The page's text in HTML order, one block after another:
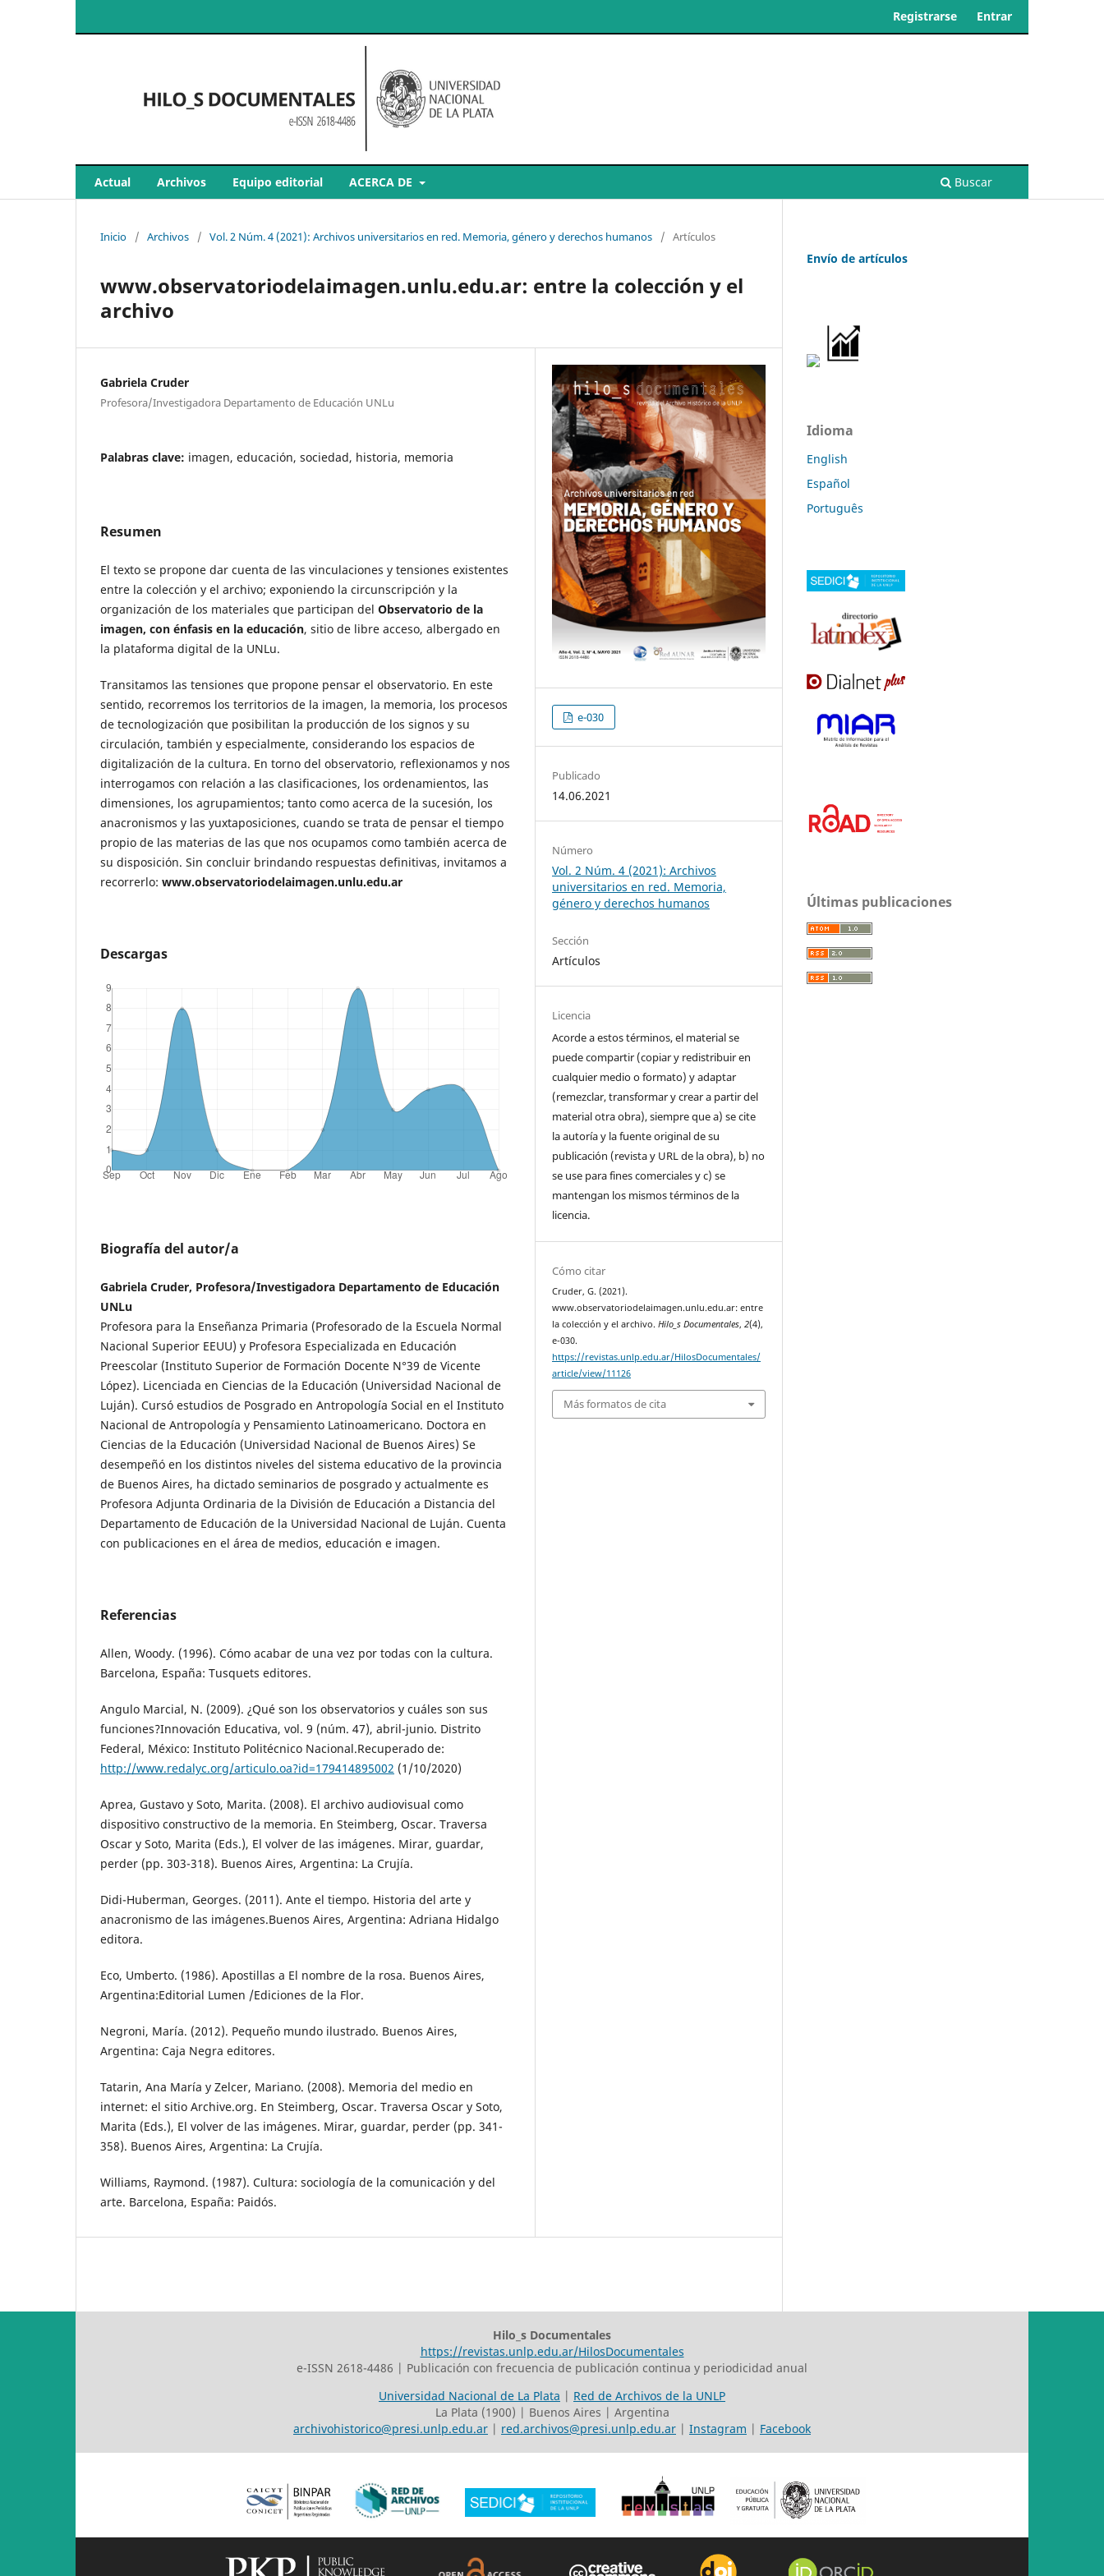
Actual Archivos Equipo editorial ACERCA DE Buscar
Registrarse Entrar
Inicio / Archivos / Vol. 2 Núm. 4 (2021): Archivos universitarios en red. Memoria, género y derechos humanos / Artículos
www.observatoriodelaimagen.unlu.edu.ar: entre la colección y el
archivo
Gabriela Cruder
Profesora/Investigadora Departamento de Educación UNLu
Palabras clave: imagen, educación, sociedad, historia, memoria
Resumen
El texto se propone dar cuenta de las vinculaciones y tensiones existentes
entre la colección y el archivo; exponiendo la circunscripción y la
organización de los materiales que participan del Observatorio de la
imagen, con énfasis en la educación, sitio de libre acceso, albergado en
la plataforma digital de la UNLu.
Transitamos las tensiones que propone pensar el observatorio. En este
sentido, recorremos los territorios de la imagen, la memoria, los procesos
de tecnologización que posibilitan la producción de los signos y su
circulación, también y especialmente, considerando los espacios de
digitalización de la cultura. En torno del observatorio, reflexionamos y nos
interrogamos con relación a las clasificaciones, los ordenamientos, las
dimensiones, los agrupamientos; tanto como acerca de la sucesión, los
anacronismos y las yuxtaposiciones, cuando se trata de pensar el tiempo
propio de las materias de las que nos ocupamos como también acerca de
su disposición. Sin concluir brindando respuestas definitivas, invitamos a
recorrerlo: www.observatoriodelaimagen.unlu.edu.ar
Descargas
Biografía del autor/a
Gabriela Cruder, Profesora/Investigadora Departamento de Educación
UNLu
Profesora para la Enseñanza Primaria (Profesorado de la Escuela Normal
Nacional Superior EEUU) y Profesora Especializada en Educación
Preescolar (Instituto Superior de Formación Docente N°39 de Vicente
López). Licenciada en Ciencias de la Educación (Universidad Nacional de
Luján). Cursó estudios de Posgrado en Antropología Social en el Instituto
Nacional de Antropología y Pensamiento Latinoamericano. Doctora en
Ciencias de la Educación (Universidad Nacional de Buenos Aires) Se
desempeñó en los distintos niveles del sistema educativo de la provincia
de Buenos Aires, ha dictado seminarios de posgrado y actualmente es
Profesora Adjunta Ordinaria de la División de Educación a Distancia del
Departamento de Educación de la Universidad Nacional de Luján. Cuenta
con publicaciones en el área de medios, educación e imagen.
Referencias
Allen, Woody. (1996). Cómo acabar de una vez por todas con la cultura.
Barcelona, España: Tusquets editores.
Angulo Marcial, N. (2009). ¿Qué son los observatorios y cuáles son sus
funciones?Innovación Educativa, vol. 9 (núm. 47), abril-junio. Distrito
Federal, México: Instituto Politécnico Nacional.Recuperado de:
http://www.redalyc.org/articulo.oa?id=179414895002 (1/10/2020)
Aprea, Gustavo y Soto, Marita. (2008). El archivo audiovisual como
dispositivo constructivo de la memoria. En Steimberg, Oscar. Traversa
Oscar y Soto, Marita (Eds.), El volver de las imágenes. Mirar, guardar,
perder (pp. 303-318). Buenos Aires, Argentina: La Crujía.
Didi-Huberman, Georges. (2011). Ante el tiempo. Historia del arte y
anacronismo de las imágenes.Buenos Aires, Argentina: Adriana Hidalgo
editora.
Eco, Umberto. (1986). Apostillas a El nombre de la rosa. Buenos Aires,
Argentina:Editorial Lumen /Ediciones de la Flor.
Negroni, María. (2012). Pequeño mundo ilustrado. Buenos Aires,
Argentina: Caja Negra editores.
Tatarin, Ana María y Zelcer, Mariano. (2008). Memoria del medio en
internet: el sitio Archive.org. En Steimberg, Oscar. Traversa Oscar y Soto,
Marita (Eds.), El volver de las imágenes. Mirar, guardar, perder (pp. 341-
358). Buenos Aires, Argentina: La Crujía.
Williams, Raymond. (1987). Cultura: sociología de la comunicación y del
arte. Barcelona, España: Paidós.
e-030
Publicado
14.06.2021
Número
Vol. 2 Núm. 4 (2021): Archivos
universitarios en red. Memoria,
género y derechos humanos
Sección
Artículos
Licencia
Acorde a estos términos, el material se
puede compartir (copiar y redistribuir en
cualquier medio o formato) y adaptar
(remezclar, transformar y crear a partir del
material otra obra), siempre que a) se cite
la autoría y la fuente original de su
publicación (revista y URL de la obra), b) no
se use para fines comerciales y c) se
mantengan los mismos términos de la
licencia.
Cómo citar
Cruder, G. (2021).
www.observatoriodelaimagen.unlu.edu.ar: entre
la colección y el archivo.Hilo_s Documentales,2(4),
e-030.
https://revistas.unlp.edu.ar/HilosDocumentales/
article/view/11126
Más formatos de cita
Envío de artículos
Idioma
English
Español
Português
Últimas publicaciones
Hilo_s Documentales
https://revistas.unlp.edu.ar/HilosDocumentales
e-ISSN 2618-4486 | Publicación con frecuencia de publicación continua y periodicidad anual
Universidad Nacional de La Plata | Red de Archivos de la UNLP
La Plata (1900) | Buenos Aires | Argentina
archivohistorico@presi.unlp.edu.ar | red.archivos@presi.unlp.edu.ar | Instagram | Facebook